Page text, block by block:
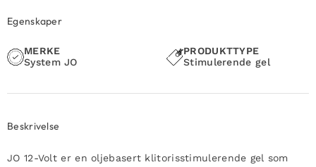
Egenskaper
MERKE
System JO
PRODUKTTYPE
Stimulerende gel
Beskrivelse
JO 12-Volt er en oljebasert klitorisstimulerende gel som